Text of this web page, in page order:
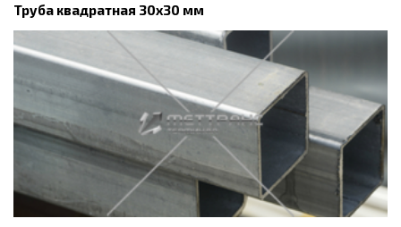
Труба квадратная 30х30 мм